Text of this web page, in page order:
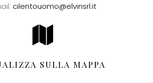
cilentouomo@elvinsrl.it
SULLA MAPPA